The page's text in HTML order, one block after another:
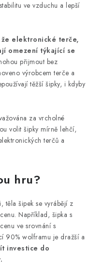
ve vzduchu a lepší
že elektronické terče,
omezení týkající se
přijmout bez
výrobcem terče a
těžší šipky, i kdyby
za vrcholné
volit šipky mírně lehčí,
terčů a
hru?
těla šipek se vyrábějí z
Například, šipka s
ve srovnání s
90% wolframu je dražší a
investice do